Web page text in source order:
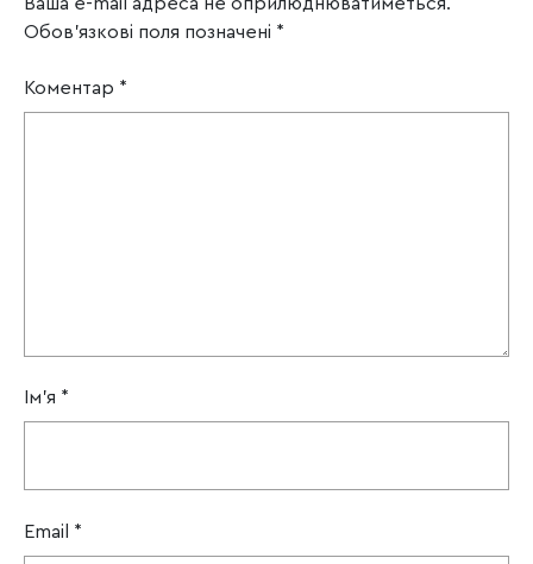
Ваша e-mail адреса не оприлюднюватиметься.
Обов’язкові поля позначені *
Коментар *
Ім'я *
Email *